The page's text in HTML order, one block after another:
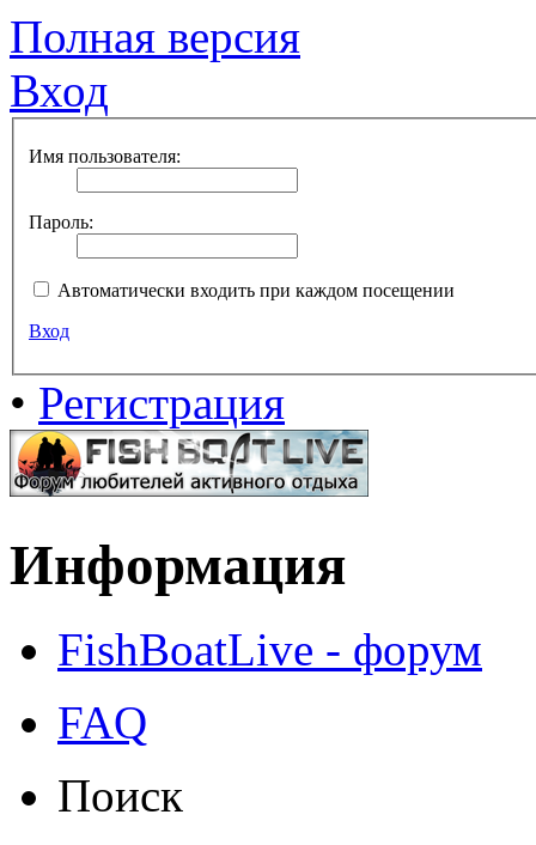
Полная версия
Вход
Имя пользователя:
Пароль:
Автоматически входить при каждом посещении
Вход
• Регистрация
Информация
FishBoatLive - форум
FAQ
Поиск